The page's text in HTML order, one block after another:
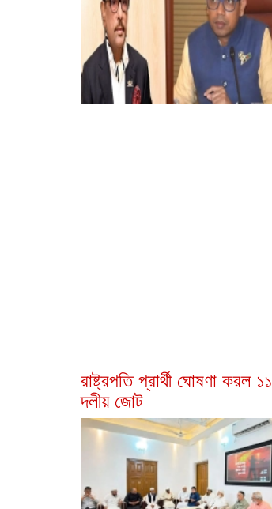
রাষ্ট্রপতি প্রার্থী ঘোষণা করল ১১
দলীয় জোট